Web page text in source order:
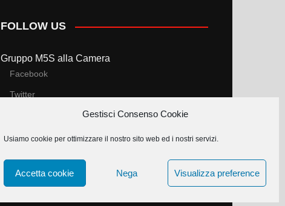
Gestisci Consenso Cookie
Usiamo cookie per ottimizzare il nostro sito web ed i nostri servizi.
Accetta cookie Nega Visualizza preference
FOLLOW US
Gruppo M5S alla Camera
Facebook
Twitter